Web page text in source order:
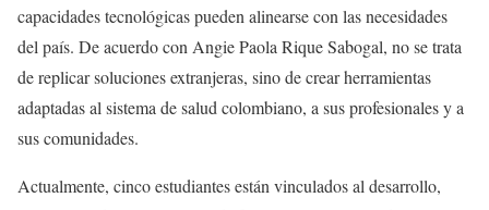
capacidades tecnológicas pueden alinearse con las necesidades
del país. De acuerdo con Angie Paola Rique Sabogal, no se trata
de replicar soluciones extranjeras, sino de crear herramientas
adaptadas al sistema de salud colombiano, a sus profesionales y a
sus comunidades.
Actualmente, cinco estudiantes están vinculados al desarrollo,